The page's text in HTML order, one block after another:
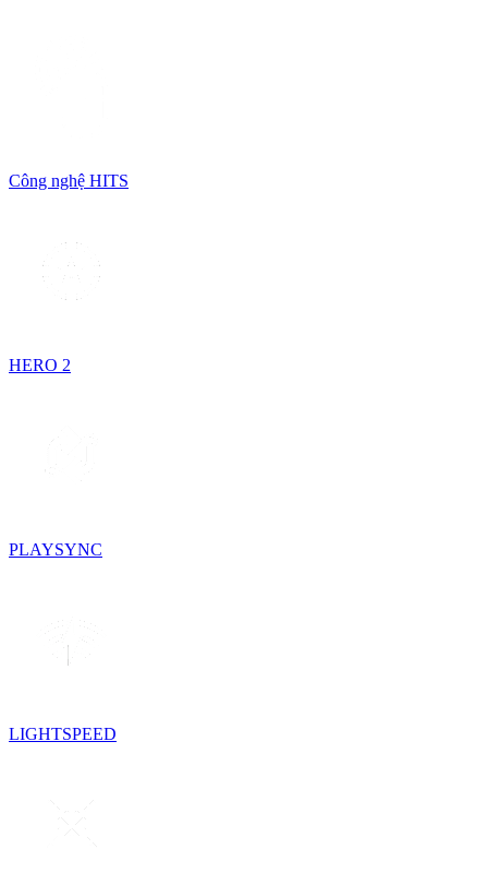
Công nghệ HITS
HERO 2
PLAYSYNC
LIGHTSPEED